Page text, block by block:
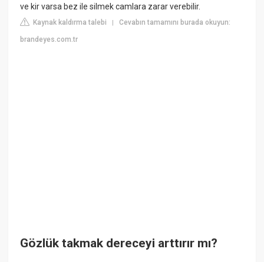
ve kir varsa bez ile silmek camlara zarar verebilir.
Kaynak kaldırma talebi |Cevabın tamamını burada okuyun:
brandeyes.com.tr
Gözlük takmak dereceyi arttırır mı?